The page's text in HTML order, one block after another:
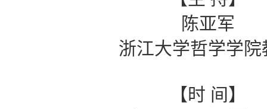
陈亚军
浙江大学哲学学院
【时 间】